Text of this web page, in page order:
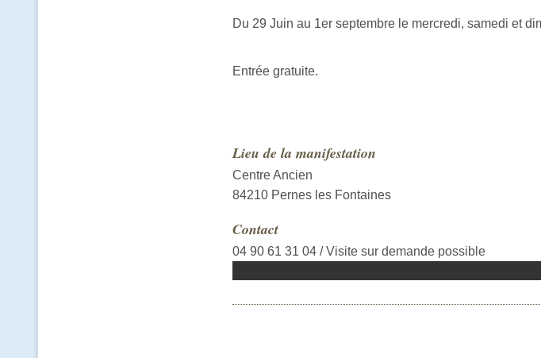
Du 29 Juin au 1er septembre le mercredi, samedi et
Entrée gratuite.
Lieu de la manifestation
Centre Ancien
84210 Pernes les Fontaines
Contact
04 90 61 31 04 / Visite sur demande possible